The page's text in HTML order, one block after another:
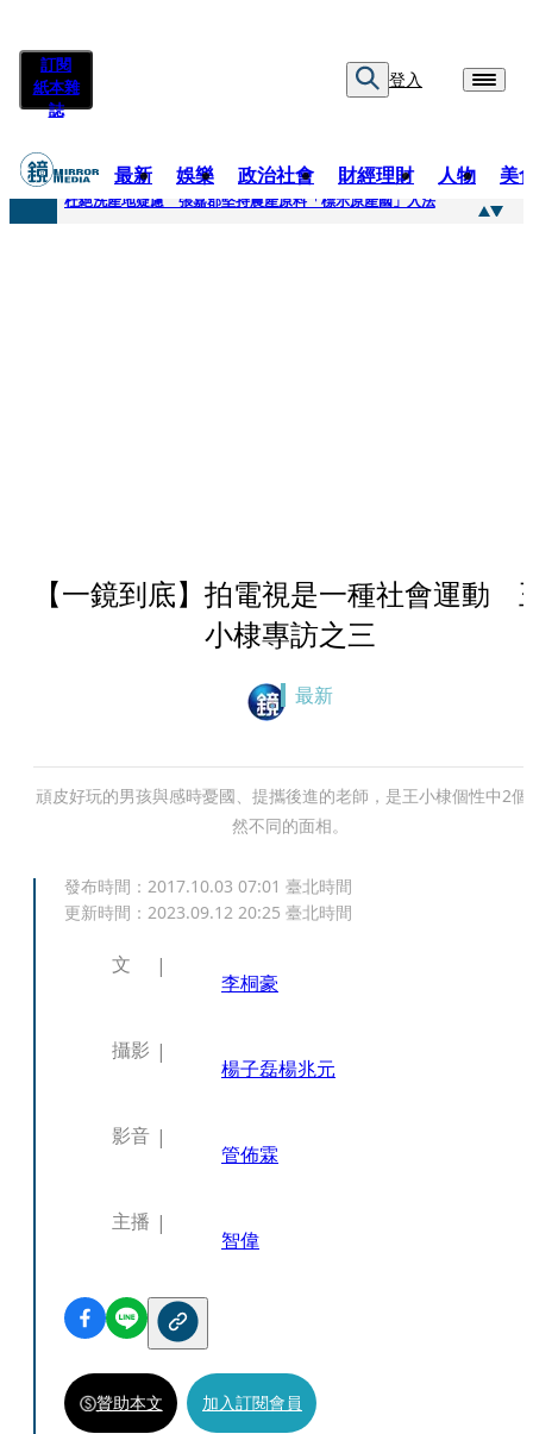
訂閱
紙本雜
誌
登入
最新 娛樂 政治社會 財經理財 人物 美
快訊
杜絕洗產地疑慮 張嘉郡堅持農產原料「標示原產國」入法
【一鏡到底】拍電視是一種社會運動
小棣專訪之三
最新
頑皮好玩的男孩與感時憂國、提攜後進的老師，是王小棣個性中2個
然不同的面相。
發布時間： 2017.10.03 07:01 臺北時間
更新時間： 2023.09.12 20:25 臺北時間
文
李桐豪
攝影
楊子磊楊兆元
影音
管佈霖
主播
智偉
贊助本文 加入訂閱會員